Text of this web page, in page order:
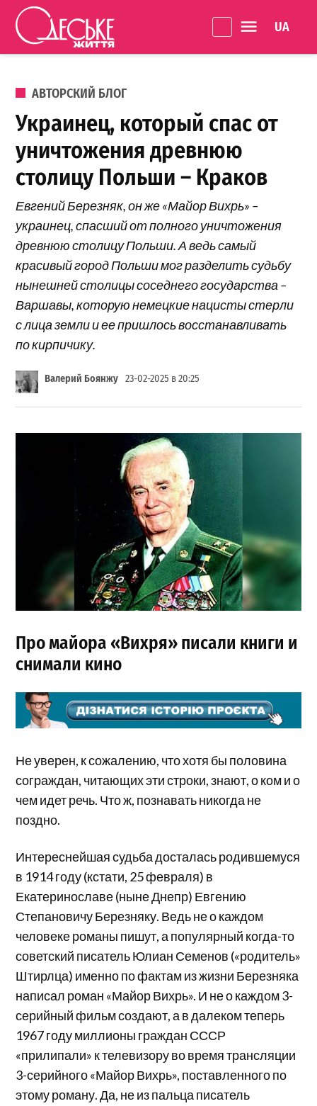
Перейти к содержанию
життя
ОПУБЛИКОВАНО В
АВТОРСКИЙ БЛОГ
Украинец, который спас от
уничтожения древнюю
столицу Польши – Краков
Евгений Березняк, он же «Майор Вихрь» –
украинец, спасший от полного уничтожения
древнюю столицу Польши. А ведь самый
красивый город Польши мог разделить судьбу
нынешней столицы соседнего государства –
Варшавы, которую немецкие нацисты стерли
с лица земли и ее пришлось восстанавливать
по кирпичику.
Валерий Боянжу 23-02-2025 в 20:25
Про майора «Вихря» писали книги и
снимали кино
Не уверен, к сожалению, что хотя бы половина
сограждан, читающих эти строки, знают, о ком и о
чем идет речь. Что ж, познавать никогда не
поздно.
Интереснейшая судьба досталась родившемуся
в 1914 году (кстати, 25 февраля) в
Екатеринославе (ныне Днепр) Евгению
Степановичу Березняку. Ведь не о каждом
человеке романы пишут, а популярный когда-то
советский писатель Юлиан Семенов («родитель»
Штирлца) именно по фактам из жизни Березняка
написал роман «Майор Вихрь». И не о каждом 3-
серийный фильм создают, а в далеком теперь
1967 году миллионы граждан СССР
«прилипали» к телевизору во время трансляции
3-серийного «Майор Вихрь», поставленного по
этому роману. Да, не из пальца писатель